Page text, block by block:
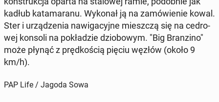
kadłub ka­ta­ma­ra­nu. Wykonał ją na za­mó­wie­nie kowal.
Ster i urzą­dze­nia na­wi­ga­cyj­ne miesz­czą się na ce­dro­
wej konsoli na po­kła­dzie dzio­bo­wym. "Big Bran­zi­no"
może płynąć z pręd­ko­ścią pięciu węzłów (około 9
km/h).
PAP Life / Jagoda Sowa